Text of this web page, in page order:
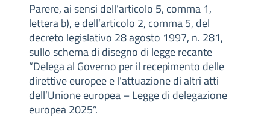
Parere, ai sensi dell’articolo 5, comma 1,
lettera b), e dell’articolo 2, comma 5, del
decreto legislativo 28 agosto 1997, n. 281,
sullo schema di disegno di legge recante
“Delega al Governo per il recepimento delle
direttive europee e l’attuazione di altri atti
dell’Unione europea – Legge di delegazione
europea 2025”.